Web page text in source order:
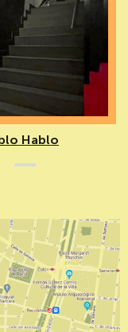
Hablo
5